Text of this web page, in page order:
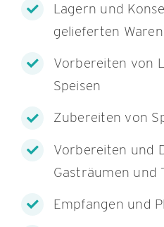
Lagern und
gelieferten Waren
Vorbereiten von
Speisen
Zubereiten von
Vorbereiten und
Gasträumen und
Empfangen und